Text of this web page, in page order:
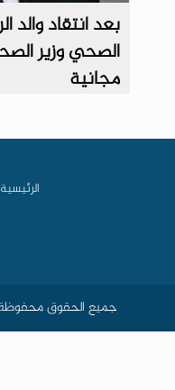
بعد انتقاد
الصحي وزير
مجانية
الرئيسية
جميع الحقوق محفوظة © 2026 السوري اليوم